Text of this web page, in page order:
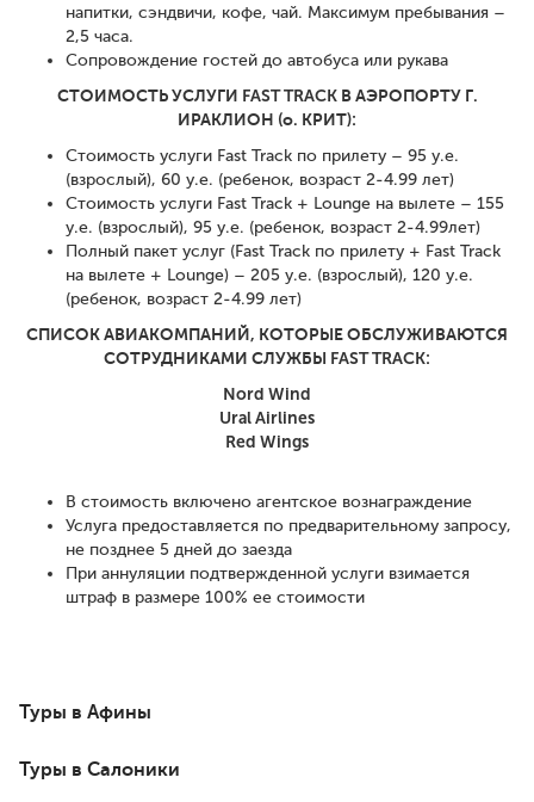
напитки, сэндвичи, кофе, чай. Максимум пребывания –
2,5 часа.
Сопровождение гостей до автобуса или рукава
СТОИМОСТЬ УСЛУГИ FAST TRACK В АЭРОПОРТУ Г.
ИРАКЛИОН (о. КРИТ):
Стоимость услуги Fast Track по прилету – 95 у.е.
(взрослый), 60 у.е. (ребенок, возраст 2-4.99 лет)
Стоимость услуги Fast Track + Lounge на вылете – 155
у.е. (взрослый), 95 у.е. (ребенок, возраст 2-4.99лет)
Полный пакет услуг (Fast Track по прилету + Fast Track
на вылете + Lounge) – 205 у.е. (взрослый), 120 у.е.
(ребенок, возраст 2-4.99 лет)
СПИСОК АВИАКОМПАНИЙ, КОТОРЫЕ ОБСЛУЖИВАЮТСЯ
СОТРУДНИКАМИ СЛУЖБЫ FAST TRACK:
Nord Wind
Ural Airlines
Red Wings
В стоимость включено агентское вознаграждение
Услуга предоставляется по предварительному запросу,
не позднее 5 дней до заезда
При аннуляции подтвержденной услуги взимается
штраф в размере 100% ее стоимости
Туры в Афины
Туры в Салоники